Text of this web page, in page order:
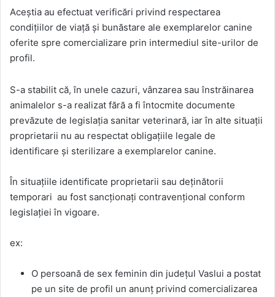
Aceștia au efectuat verificări privind respectarea
condițiilor de viață și bunăstare ale exemplarelor canine
oferite spre comercializare prin intermediul site-urilor de
profil.
S-a stabilit că, în unele cazuri, vânzarea sau înstrăinarea
animalelor s-a realizat fără a fi întocmite documente
prevăzute de legislația sanitar veterinară, iar în alte situații
proprietarii nu au respectat obligațiile legale de
identificare și sterilizare a exemplarelor canine.
În situațiile identificate proprietarii sau deținătorii
temporari au fost sancționați contravențional conform
legislației în vigoare.
ex:
O persoană de sex feminin din județul Vaslui a postat
pe un site de profil un anunț privind comercializarea